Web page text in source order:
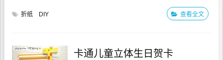
折纸 DIY 查看全文
卡通儿童立体生日贺卡